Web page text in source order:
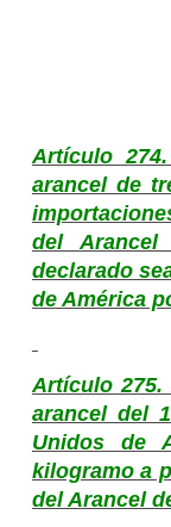
Artículo
arancel de
del
declarado
de América
Artículo 275.
arancel del
Unidos de
kilogramo a
del Arancel